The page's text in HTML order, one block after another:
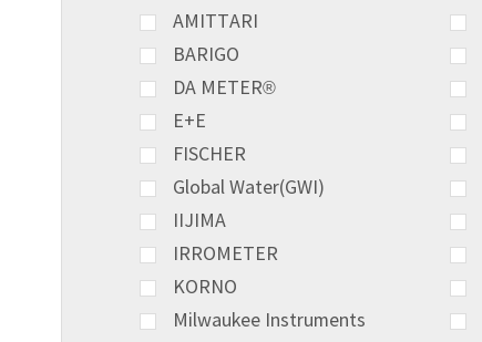
AMITTARI
BARIGO
DA METER®
E+E
FISCHER
Global Water(GWI)
IIJIMA
IRROMETER
KORNO
Milwaukee Instruments